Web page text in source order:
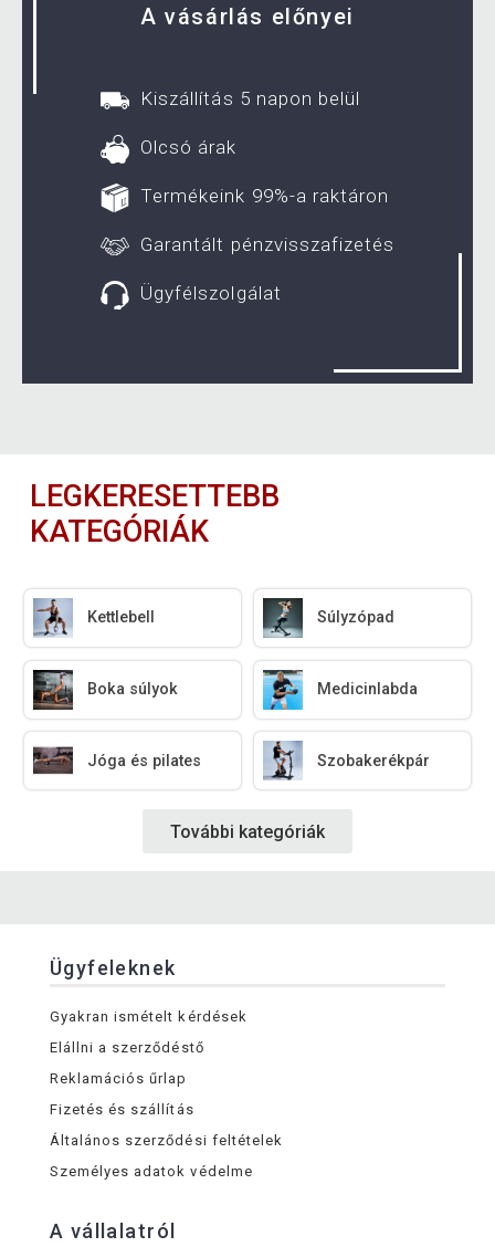
A vásárlás előnyei
Kiszállítás 5 napon belül
Olcsó árak
Termékeink 99%-a raktáron
Garantált pénzvisszafizetés
Ügyfélszolgálat
LEGKERESETTEBB
KATEGÓRIÁK
Kettlebell Súlyzópad
Boka súlyok Medicinlabda
Jóga és pilates Szobakerékpár
További kategóriák
Ügyfeleknek
Gyakran ismételt kérdések
Elállni a szerződéstő
Reklamációs űrlap
Fizetés és szállítás
Általános szerződési feltételek
Személyes adatok védelme
A vállalatról